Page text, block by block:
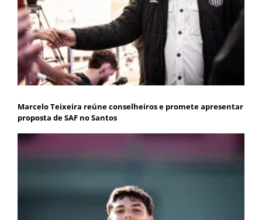
Marcelo Teixeira reúne conselheiros e promete apresentar
proposta de SAF no Santos